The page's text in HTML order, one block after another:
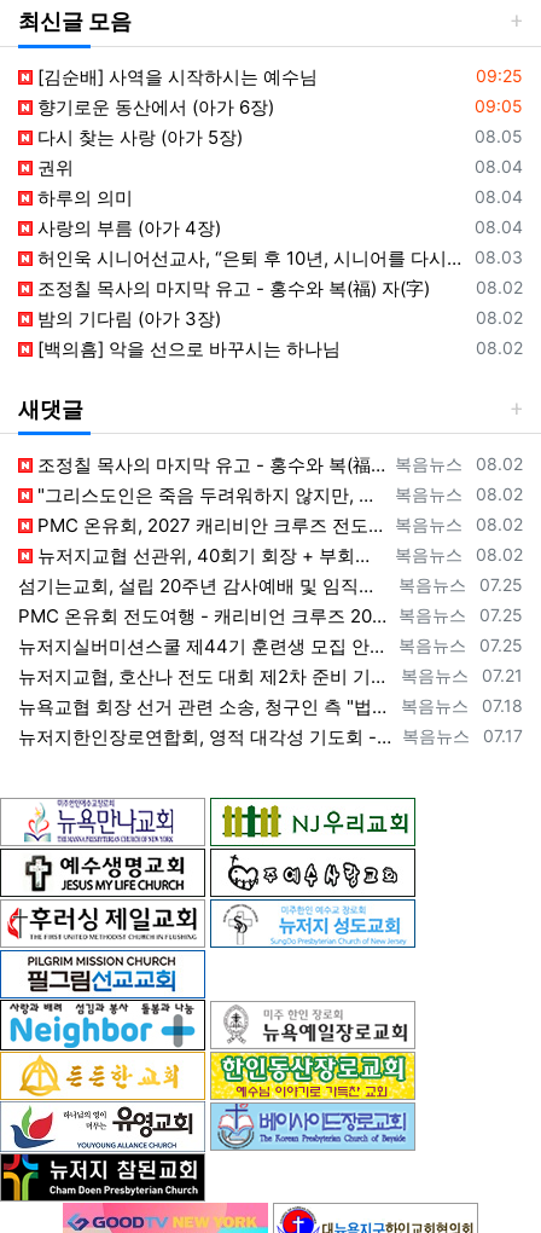
최신글 모음
등록일
09:25
[김순배] 사역을 시작하시는 예수님
등록일
09:05
향기로운 동산에서 (아가 6장)
등록일
08.05
다시 찾는 사랑 (아가 5장)
등록일
08.04
권위
등록일
08.04
하루의 의미
등록일
08.04
사랑의 부름 (아가 4장)
등록일
08.03
허인욱 시니어선교사, “은퇴 후 10년, 시니어를 다시 선교사로 세우는 사역에 헌신”
등록일
08.02
조정칠 목사의 마지막 유고 - 홍수와 복(福) 자(字)
등록일
08.02
밤의 기다림 (아가 3장)
등록일
08.02
[백의흠] 악을 선으로 바꾸시는 하나님
새댓글
등록자
복음뉴스 등록일
08.02
조정칠 목사의 마지막 유고 - 홍수와 복(福) 자(字) [2026년 8월 1일 토요일 자 뉴욕일보 기사] ==> https://www.bogeu…
등록자
복음뉴스 등록일
08.02
"그리스도인은 죽음 두려워하지 않지만, 살아 있는 동안 다른 사람의 유익 + 믿음의 진보 위해 살아야" [2026년 7월 31일 금요일 자 뉴욕…
등록자
복음뉴스 등록일
08.02
PMC 온유회, 2027 캐리비안 크루즈 전도여행 참가자 모집 [2026년 7월 31일 금요일 자 뉴욕일보 기사] ==> https://www.…
등록자
복음뉴스 등록일
08.02
뉴저지교협 선관위, 40회기 회장 + 부회장 등록 + 추천 절차 공고 --- 8월 28일 등록 마감, 9월 28일 선거 [2026년 7월 29일…
등록자
복음뉴스 등록일
07.25
섬기는교회, 설립 20주년 감사예배 및 임직식 --- "이제 더 힘차게 창공을 날자" [2026년 7월 25일 토요일 자 뉴욕일보 기사] ==>…
등록자
복음뉴스 등록일
07.25
PMC 온유회 전도여행 - 캐리비언 크루즈 2027 안내 ==> https://www.bogeumnews.com/gnu54/bbs/board.p…
등록자
복음뉴스 등록일
07.25
뉴저지실버미션스쿨 제44기 훈련생 모집 안내 ==> https://www.bogeumnews.com/gnu54/bbs/board.php?bo_t…
등록자
복음뉴스 등록일
07.21
뉴저지교협, 호산나 전도 대회 제2차 준비 기도회 --- "사람이 아니라 하나님께서 일하신다" [2026년 7월 21일 화요일 자 뉴욕일보 기사…
등록자
복음뉴스 등록일
07.18
뉴욕교협 회장 선거 관련 소송, 청구인 측 "법원 조속한 결정과 심리ㅜ 요청" [2026년 7월 18일 토요일 자 뉴욕일보 기사] ==> htt…
등록자
복음뉴스 등록일
07.17
뉴저지한인장로연합회, 영적 대각성 기도회 --- "우리의 기준은 하나님 말씀" [2026년 7월 17일 금요일 자 뉴욕일보 기사] ==> htt…